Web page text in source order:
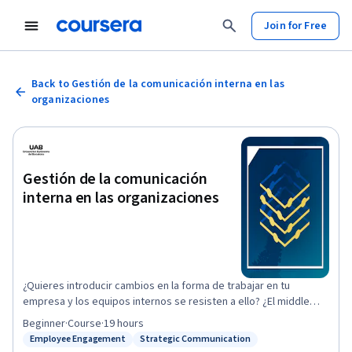
Join for Free
Back to Gestión de la comunicación interna en las
organizaciones
Gestión de la comunicación
interna en las organizaciones
¿Quieres introducir cambios en la forma de trabajar en tu
empresa y los equipos internos se resisten a ello? ¿El middle
management o los/las colaboradores/as recelan de los planes
de la dirección? ¿El clima laboral podría ser mucho mejor porque
Status: Employee Engagement
Employee Engagement
Status: Strategic Communication
Strategic Communication
Beginner·Course·19 hours